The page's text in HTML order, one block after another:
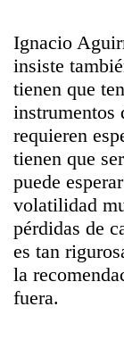
Ignacio
insiste
tienen que
instrumentos
requieren
tienen que
puede
volatilidad
pérdidas de
es tan
la
fuera.